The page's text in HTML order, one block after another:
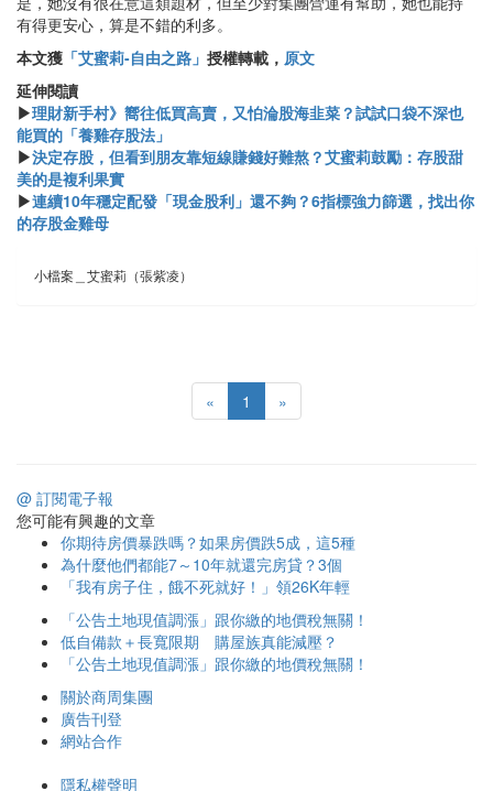
有得更安心，算是不錯的利多。
本文獲 「艾蜜莉-自由之路」 授權轉載， 原文
延伸閱讀
▶理財新手村》嚮往低買高賣，又怕淪股海韭菜？試試口袋不深也
能買的「養雞存股法」
▶決定存股，但看到朋友靠短線賺錢好難熬？艾蜜莉鼓勵：存股甜
美的是複利果實
▶連續10年穩定配發「現金股利」還不夠？6指標強力篩選，找出你
的存股金雞母
小檔案＿艾蜜莉（張紫凌）
« 1 »
@ 訂閱電子報
您可能有興趣的文章
你期待房價暴跌嗎？如果房價跌5成，這5種
為什麼他們都能7～10年就還完房貸？3個
「我有房子住，餓不死就好！」領26K年輕
「公告土地現值調漲」跟你繳的地價稅無關！
低自備款＋長寬限期 購屋族真能減壓？
「公告土地現值調漲」跟你繳的地價稅無關！
關於商周集團
廣告刊登
網站合作
隱私權聲明